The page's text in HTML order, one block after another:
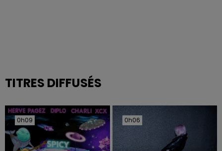
TITRES DIFFUSÉS
0h09
0h09 0h06
0h06